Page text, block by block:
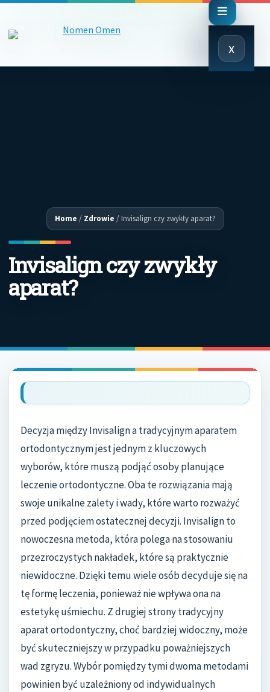
x
Close
Menu
Home / Zdrowie /Invisalign czy zwykły aparat?
Invisalign czy zwykły
aparat?
Decyzja między Invisalign a tradycyjnym aparatem
ortodontycznym jest jednym z kluczowych
wyborów, które muszą podjąć osoby planujące
leczenie ortodontyczne. Oba te rozwiązania mają
swoje unikalne zalety i wady, które warto rozważyć
przed podjęciem ostatecznej decyzji. Invisalign to
nowoczesna metoda, która polega na stosowaniu
przezroczystych nakładek, które są praktycznie
niewidoczne. Dzięki temu wiele osób decyduje się na
tę formę leczenia, ponieważ nie wpływa ona na
estetykę uśmiechu. Z drugiej strony tradycyjny
aparat ortodontyczny, choć bardziej widoczny, może
być skuteczniejszy w przypadku poważniejszych
wad zgryzu. Wybór pomiędzy tymi dwoma metodami
powinien być uzależniony od indywidualnych